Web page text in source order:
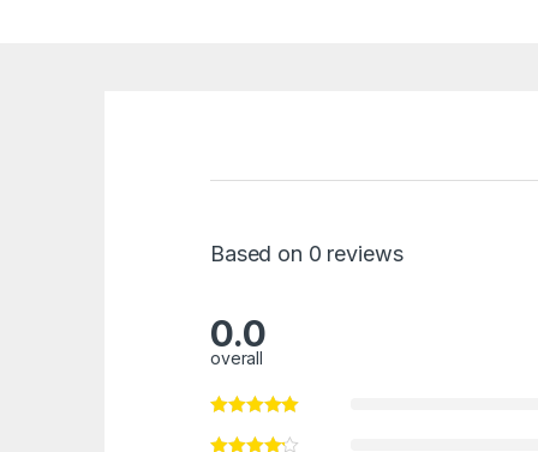
Based on 0 reviews
0.0
overall